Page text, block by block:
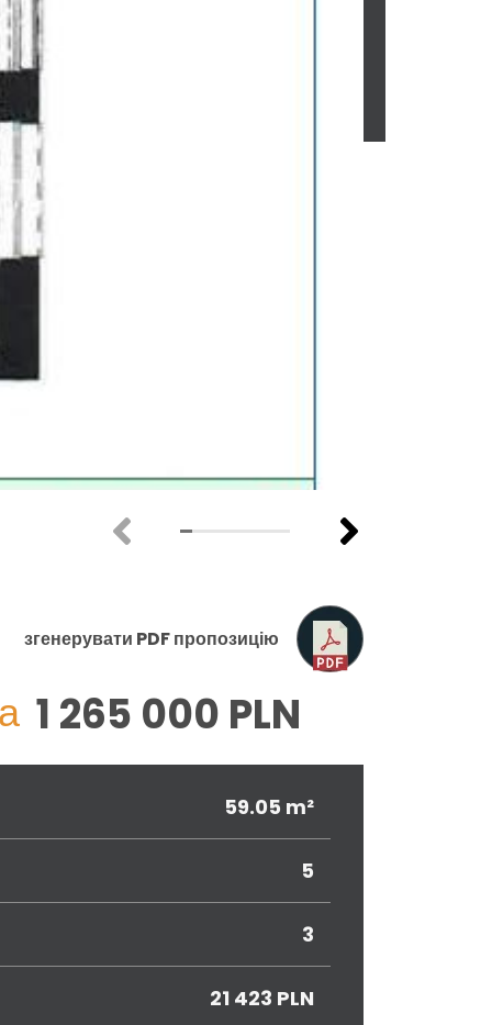
згенерувати PDF пропозицію
1 265 000 PLN
59.05 m²
5
3
21 423 PLN